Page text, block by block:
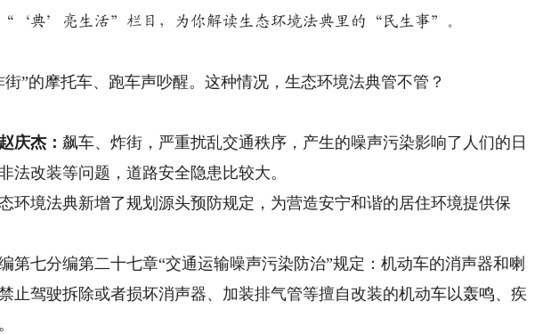
典’亮生活”栏目，为你解读生态环境法典里的“民生事”。
的摩托车、跑车声吵醒。这种情况，生态环境法典管不管？
杰： 飙车、炸街，严重扰乱交通秩序，产生的噪声污染影响了人们的日
法改装等问题，道路安全隐患比较大。
境法典新增了规划源头预防规定，为营造安宁和谐的居住环境提供保
七分编第二十七章“交通运输噪声污染防治”规定：机动车的消声器和喇
止驾驶拆除或者损坏消声器、加装排气管等擅自改装的机动车以轰鸣、疾